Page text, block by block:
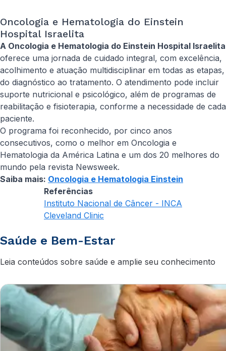
Oncologia e Hematologia do Einstein
Hospital Israelita
A Oncologia e Hematologia do Einstein Hospital Israelita
oferece uma jornada de cuidado integral, com excelência,
acolhimento e atuação multidisciplinar em todas as etapas,
do diagnóstico ao tratamento. O atendimento pode incluir
suporte nutricional e psicológico, além de programas de
reabilitação e fisioterapia, conforme a necessidade de cada
paciente.
O programa foi reconhecido, por cinco anos
consecutivos, como o melhor em Oncologia e
Hematologia da América Latina e um dos 20 melhores do
mundo pela revista Newsweek.
Saiba mais: Oncologia e Hematologia Einstein
Referências
Instituto Nacional de Câncer - INCA
Cleveland Clinic
Saúde e Bem-Estar
Leia conteúdos sobre saúde e amplie seu conhecimento